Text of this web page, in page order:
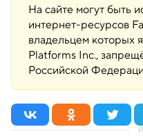
На сайте могут быть
интернет-ресурсов
владельцем которых
Platforms Inc.,
Российской